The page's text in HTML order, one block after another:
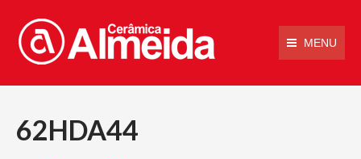
MENU
62HDA44